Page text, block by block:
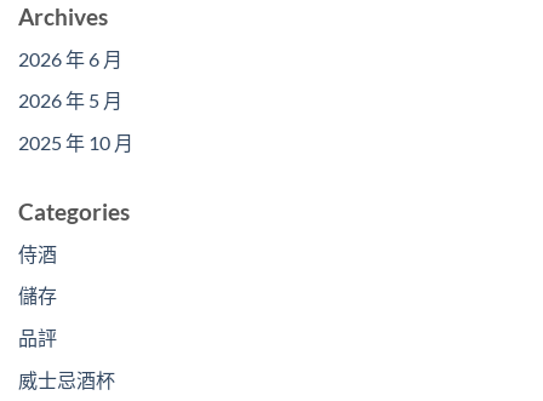
Archives
2026 年 6 月
2026 年 5 月
2025 年 10 月
Categories
侍酒
儲存
品評
威士忌酒杯